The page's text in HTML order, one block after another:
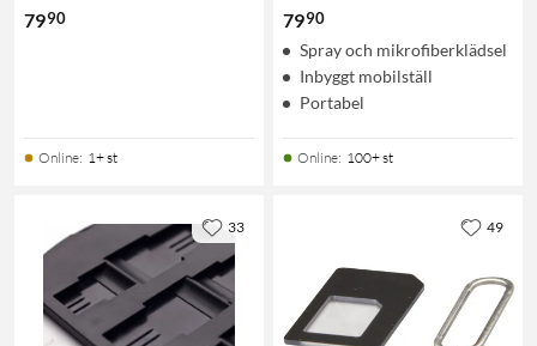
7990
Online: 1+ st
7990
Spray och mikrofiberklädsel
Inbyggt mobilställ
Portabel
Online: 100+ st
33 49